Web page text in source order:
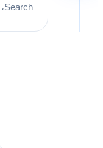
Search، موتورهای پاسخگو و نسل جدید جستجو.